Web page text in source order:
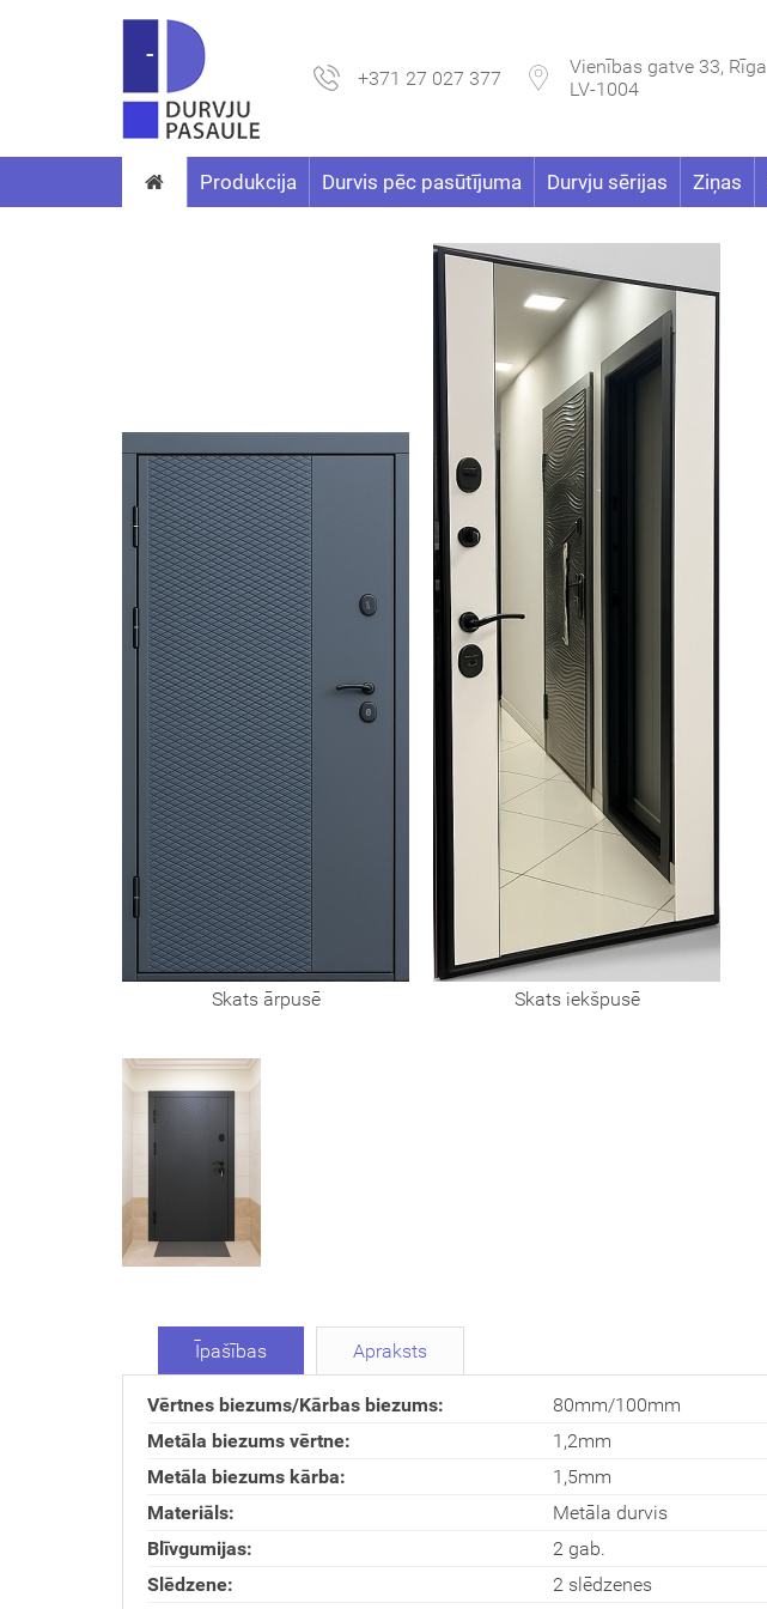
+371 27 027 377
Vienības gatve 33, Rīga
LV-1004
Produkcija Durvis pēc pasūtījuma Durvju sērijas Ziņas
Skats ārpusē Skats iekšpusē
Īpašības Apraksts
Vērtnes biezums/Kārbas biezums:
80mm/100mm
Metāla biezums vērtne:
1,2mm
Metāla biezums kārba:
1,5mm
Materiāls:
Metāla durvis
Blīvgumijas:
2 gab.
Slēdzene:
2 slēdzenes